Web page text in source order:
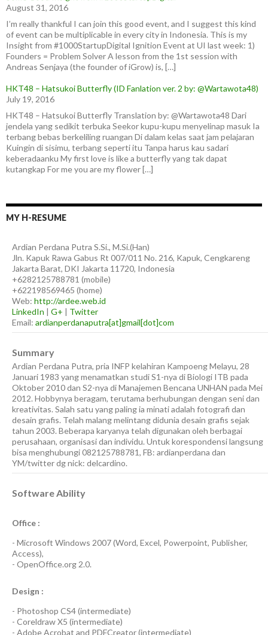
August 31, 2016
I’m really thankful I can join this good event, and I suggest this kind
of event can be multiplicable in every city in Indonesia. This is my
Insight from #1000StartupDigital Ignition Event at UI last week: 1)
Founders = Problem Solver A lesson from the 1st session with
Andreas Senjaya (the founder of iGrow) is, […]
HKT48 – Hatsukoi Butterfly (ID Fanlation ver. 2 by: @Wartawota48)
July 19, 2016
HKT48 – Hatsukoi Butterfly Translation by: @Wartawota48 Dari
jendela yang sedikit terbuka Seekor kupu-kupu menyelinap masuk Ia
terbang bebas berkeliling ruangan Di dalam kelas saat jam pelajaran
Kuingin di sisimu, terbang seperti itu Tanpa harus kau sadari
keberadaanku My first love is like a butterfly yang tak dapat
kutangkap For me you are my flower […]
MY H-RESUME
Ardian Perdana Putra S.Si., M.Si.(Han)
Jln. Kapuk Rawa Gabus Rt 007/011 No. 216, Kapuk, Cengkareng
Jakarta Barat, DKI Jakarta 11720, Indonesia
+6282125788781 (mobile)
+622198569465 (home)
Web: http://ardee.web.id
LinkedIn | G+ | Twitter
Email: ardianperdanaputra[at]gmail[dot]com
Summary
Ardian Perdana Putra, pria INFP kelahiran Kampoeng Melayu, 28
Januari 1983 yang menamatkan studi S1-nya di Biologi ITB pada
Oktober 2010 dan S2-nya di Manajemen Bencana UNHAN pada Mei
2012. Hobbynya beragam, terutama berhubungan dengan seni dan
kreativitas. Salah satu yang paling ia minati adalah fotografi dan
desain grafis. Telah malang melintang didunia desain grafis sejak
tahun 2003. Beberapa karyanya telah digunakan oleh berbagai
perusahaan, organisasi dan individu. Untuk korespondensi langsung
bisa menghubungi 082125788781, FB: ardianperdana dan
YM/twitter dg nick: delcardino.
Software Ability
Office :
- Microsoft Windows 2007(Word, Excel, Powerpoint, Publisher,
Access),
- OpenOffice.org 2.0.
Design :
- Photoshop CS4(intermediate)
- Coreldraw X5 (intermediate)
- Adobe Acrobat and PDFCreator(intermediate)